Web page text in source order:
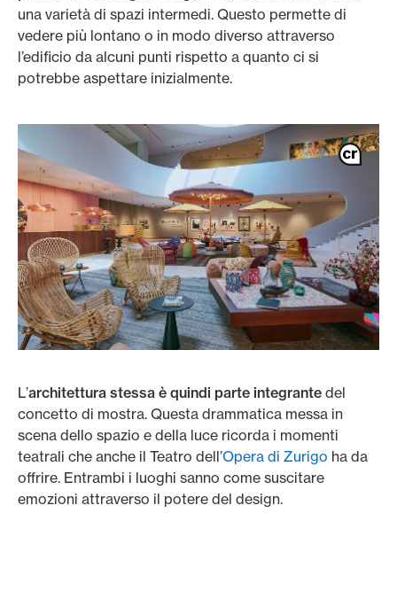
una varietà di spazi intermedi. Questo permette di
vedere più lontano o in modo diverso attraverso
l’edificio da alcuni punti rispetto a quanto ci si
potrebbe aspettare inizialmente.
L’architettura stessa è quindi parte integrante del
concetto di mostra. Questa drammatica messa in
scena dello spazio e della luce ricorda i momenti
teatrali che anche il Teatro dell’Opera di Zurigo ha da
offrire. Entrambi i luoghi sanno come suscitare
emozioni attraverso il potere del design.